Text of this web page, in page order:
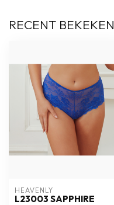
RECENT BEKEKEN
HEAVENLY
L23003 SAPPHIRE